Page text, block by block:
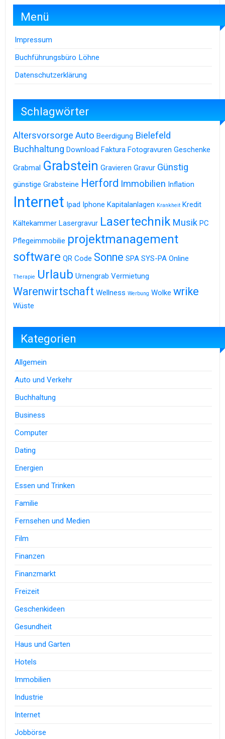
Menü
Impressum
Buchführungsbüro Löhne
Datenschutzerklärung
Schlagwörter
Altersvorsorge Auto Beerdigung Bielefeld
Buchhaltung Download Faktura Fotogravuren Geschenke
Grabmal Grabstein Gravieren Gravur Günstig
günstige Grabsteine Herford Immobilien Inflation
Internet Ipad Iphone Kapitalanlagen Krankheit Kredit
Kältekammer Lasergravur Lasertechnik Musik PC
Pflegeimmobilie projektmanagement
software QR Code Sonne SPA SYS-PA Online
Therapie Urlaub Urnengrab Vermietung
Warenwirtschaft Wellness Werbung Wolke wrike
Wüste
Kategorien
Allgemein
Auto und Verkehr
Buchhaltung
Business
Computer
Dating
Energien
Essen und Trinken
Familie
Fernsehen und Medien
Film
Finanzen
Finanzmarkt
Freizeit
Geschenkideen
Gesundheit
Haus und Garten
Hotels
Immobilien
Industrie
Internet
Jobbörse